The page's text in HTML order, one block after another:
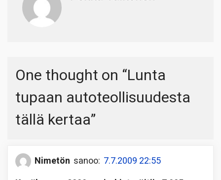
One thought on “Lunta
tupaan autoteollisuudesta
tällä kertaa”
Nimetön sanoo: 7.7.2009 22:55